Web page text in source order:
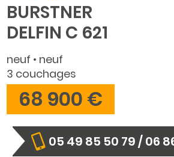
BURSTNER
DELFIN C 621
neuf • neuf
3 couchages
68 900 €
05 49 85 50 79 / 06